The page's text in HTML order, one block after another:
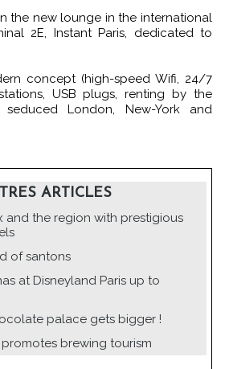
the new lounge in the international
2E, Instant Paris, dedicated to
concept (high-speed Wifi, 24/7
USB plugs, renting by the
London, New-York and
ARTICLES
and the region with prestigious
of santons
at Disneyland Paris up to
palace gets bigger !
promotes brewing tourism